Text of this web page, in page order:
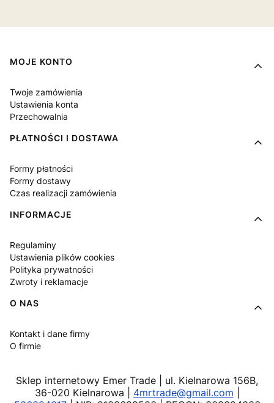
Linki w stopce
MOJE KONTO
Twoje zamówienia
Ustawienia konta
Przechowalnia
PŁATNOŚCI I DOSTAWA
Formy płatności
Formy dostawy
Czas realizacji zamówienia
INFORMACJE
Regulaminy
Ustawienia plików cookies
Polityka prywatności
Zwroty i reklamacje
O NAS
Kontakt i dane firmy
O firmie
Sklep internetowy Emer Trade | ul. Kielnarowa 156B,
36-020 Kielnarowa | 4mrtrade@gmail.com